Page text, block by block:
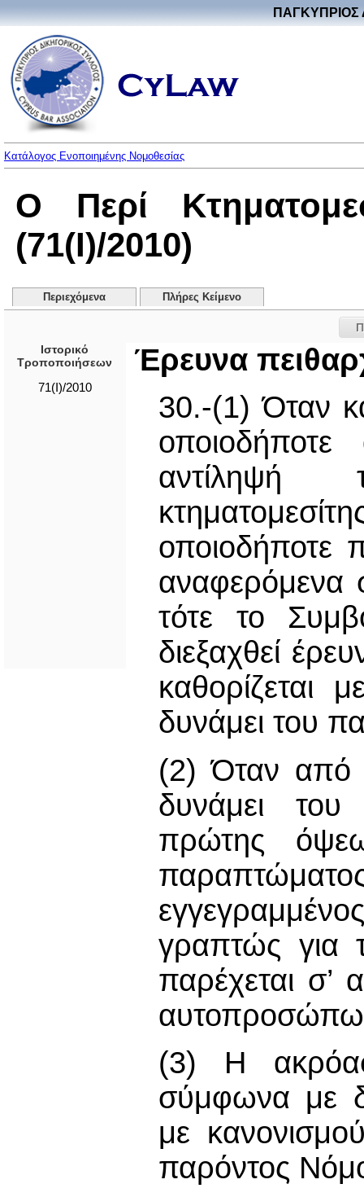
ΠΑΓΚΥΠΡΙΟΣ
Κατάλογος Ενοποιημένης Νομοθεσίας
Ο Περί
(71(I)/2010)
Περιεχόμενα Πλήρες Κείμενο
Ιστορικό
Τροποποιήσεων
71(I)/2010
Έρευνα
30.-(1) Όταν
αντίληψή
οποιοδήποτε
αναφερόμενα
τότε το
διεξαχθεί
καθορίζεται
δυνάμει του
(2) Όταν από
δυνάμει
πρώτης
γραπτώς για
παρέχεται σ’
(3) Η
σύμφωνα με
με
παρόντος